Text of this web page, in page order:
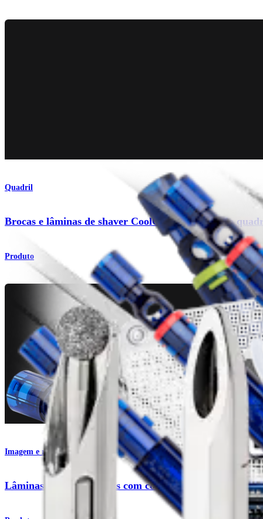
Quadril
Brocas e lâminas de shaver CoolCut - Extensão do
Produto
Imagem e ressecção
Lâminas e lâminas ósseas com comprimento para o